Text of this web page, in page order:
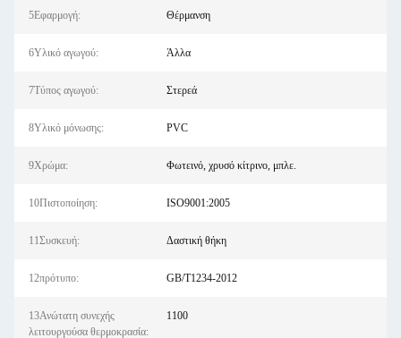
5Εφαρμογή: Θέρμανση
6Υλικό αγωγού: Άλλα
7Τύπος αγωγού: Στερεά
8Υλικό μόνωσης: PVC
9Χρώμα: Φωτεινό, χρυσό κίτρινο, μπλε.
10Πιστοποίηση: ISO9001:2005
11Συσκευή: Δαστική θήκη
12πρότυπο: GB/T1234-2012
13Ανώτατη συνεχής
λειτουργούσα θερμοκρασία:
1100